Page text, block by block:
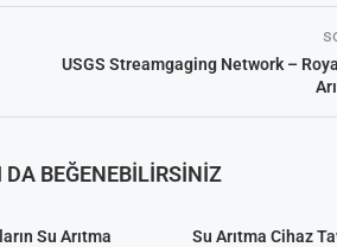
USGS Streamgaging Network –
BEĞENEBILIRSINIZ
Su Arıtma
Su Arıtma Cihaz